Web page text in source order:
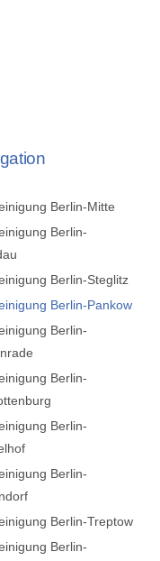
Berlin-Mitte
Berlin-
Berlin-Steglitz
Berlin-Pankow
Berlin-
Berlin-
Berlin-
Berlin-
Berlin-Treptow
Berlin-